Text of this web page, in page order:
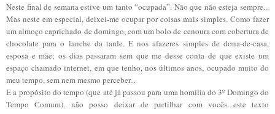
Neste final de semana estive um tanto “ocupada”. Não que não esteja sempre...
Mas neste em especial, deixei-me ocupar por coisas mais simples. Como fazer
um almoço caprichado de domingo, com um bolo de cenoura com cobertura de
chocolate para o lanche da tarde. E nos afazeres simples de dona-de-casa,
esposa e mãe; os dias passaram sem que me desse conta de que existe um
espaço chamado internet, em que tenho, nos últimos anos, ocupado muito do
meu tempo, sem nem mesmo perceber...
E a propósito do tempo (que até já passou para uma homilia do 3º Domingo do
Tempo Comum), não posso deixar de partilhar com vocês este texto